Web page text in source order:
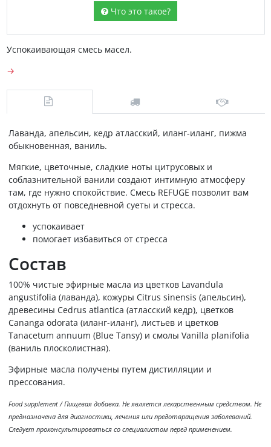
Что это такое?
Успокаивающая смесь масел.
→
Лаванда, апельсин, кедр атласский, иланг-иланг, пижма
обыкновенная, ваниль.
Мягкие, цветочные, сладкие ноты цитрусовых и
соблазнительной ванили создают интимную атмосферу
там, где нужно спокойствие. Смесь REFUGE позволит вам
отдохнуть от повседневной суеты и стресса.
успокаивает
помогает избавиться от стресса
Состав
100% чистые эфирные масла из цветков Lavandula
angustifolia (лаванда), кожуры Citrus sinensis (апельсин),
древесины Cedrus atlantica (атласский кедр), цветков
Cananga odorata (иланг-иланг), листьев и цветков
Tanacetum annuum (Blue Tansy) и смолы Vanilla planifolia
(ваниль плосколистная).
Эфирные масла получены путем дистилляции и
прессования.
Food supplement / Пищевая добавка. Не является лекарственным средством. Не
предназначена для диагностики, лечения или предотвращения заболеваний.
Следует проконсультироваться со специалистом перед применением.